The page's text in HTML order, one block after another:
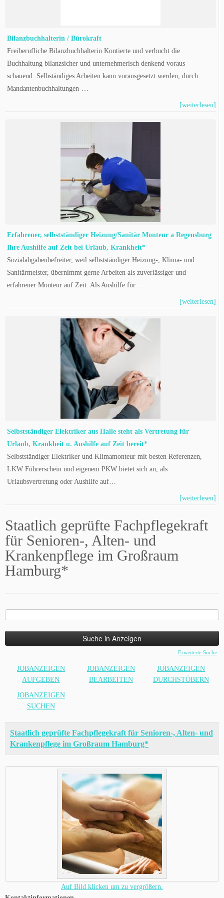
Bilanzbuchhalterin / Bürokraft
Freiberufliche Bilanzbuchhalterin Kontierte und verbucht die
Buchhaltung bilanzsicher und unternehmerisch denkend voraus
schauend. Selbständiges Arbeiten kann vorausgesetzt werden, durch
Mandantenbuchhaltungen-…
[weiterlesen]
Erfahrener, selbstständiger Heizung/Sanitär Monteur a Regensburg
Ihre Aushilfe auf Zeit bei Urlaub, Krankheit*
Sozialabgabenbefreiter, weil selbstständiger Heizung-, Klima- und
Sanitärmeister, übernimmt gerne Arbeiten als zuverlässiger und
erfahrener Monteur auf Zeit. Als Aushilfe für…
[weiterlesen]
Selbstständiger Elektriker aus Halle steht als Vertretung für
Urlaub, Krankheit u. Aushilfe auf Zeit bereit*
Selbstständiger Elektriker und Klimamonteur mit besten Referenzen,
LKW Führerschein und eigenem PKW bietet sich an, als
Urlaubsvertretung oder Aushilfe auf…
[weiterlesen]
Staatlich geprüfte Fachpflegekraft
für Senioren-, Alten- und
Krankenpflege im Großraum
Hamburg*
Erweiterte Suche
JOBANZEIGEN
AUFGEBEN
JOBANZEIGEN
BEARBEITEN
JOBANZEIGEN
DURCHSTÖBERN
JOBANZEIGEN
SUCHEN
Staatlich geprüfte Fachpflegekraft für Senioren-, Alten- und
Krankenpflege im Großraum Hamburg*
Auf Bild klicken um zu vergrößern.